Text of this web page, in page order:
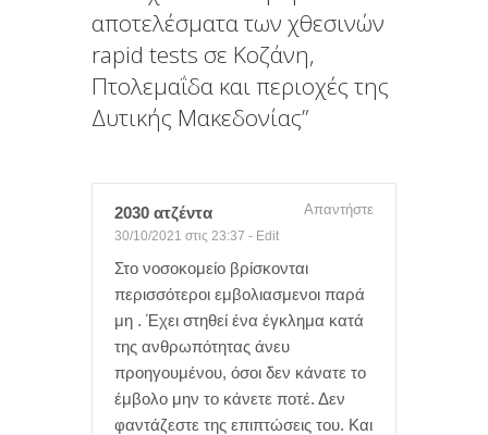
ε
αποτελέσματα των χθεσινών
rapid tests σε Κοζάνη,
Πτολεμαΐδα και περιοχές της
Δυτικής Μακεδονίας”
2030 ατζέντα
30/10/2021 στις 23:37 - Edit
Απαντήστε
Στο νοσοκομείο βρίσκονται
περισσότεροι εμβολιασμενοι παρά
μη . Έχει στηθεί ένα έγκλημα κατά
της ανθρωπότητας άνευ
προηγουμένου, όσοι δεν κάνατε το
έμβολο μην το κάνετε ποτέ. Δεν
φαντάζεστε της επιπτώσεις του. Και